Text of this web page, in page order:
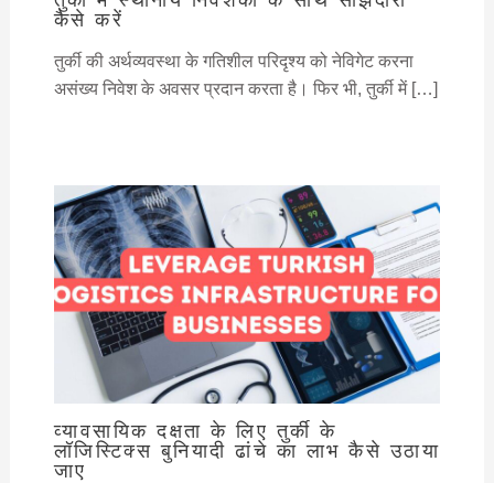
कैसे करें
तुर्की की अर्थव्यवस्था के गतिशील परिदृश्य को नेविगेट करना
असंख्य निवेश के अवसर प्रदान करता है। फिर भी, तुर्की में […]
व्यावसायिक दक्षता के लिए तुर्की के
लॉजिस्टिक्स बुनियादी ढांचे का लाभ कैसे उठाया
जाए